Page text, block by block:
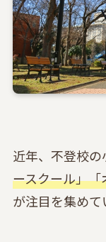
近年、不登校の
ースクール」
が注目を集めて